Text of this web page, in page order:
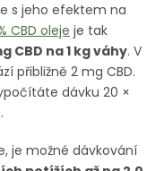
s jeho efektem na
CBD oleje je tak
CBD na 1 kg váhy. V
přibližně 2 mg CBD.
dávku 20 ×
je možné dávkování